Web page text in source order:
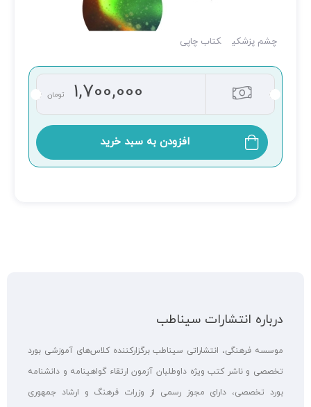
چشم پزشکی کتاب چاپی
1,700,000 تومان
افزودن به سبد خرید
درباره انتشارات سیناطب
موسسه فرهنگی، انتشاراتی سیناطب برگزارکننده کلاس‌های آموزشی بورد
تخصصی و ناشر کتب ویژه داوطلبان آزمون ارتقاء گواهینامه و دانشنامه
بورد تخصصی، دارای مجوز رسمی از وزرات فرهنگ و ارشاد جمهوری